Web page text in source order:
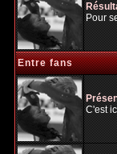
Pour
Entre fans
C'est